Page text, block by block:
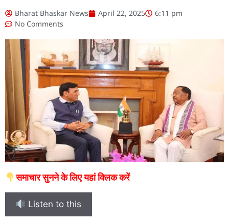
Bharat Bhaskar News April 22, 2025
6:11 pm
No Comments
समाचार सुनने के लिए यहां क्लिक करें
Listen to this